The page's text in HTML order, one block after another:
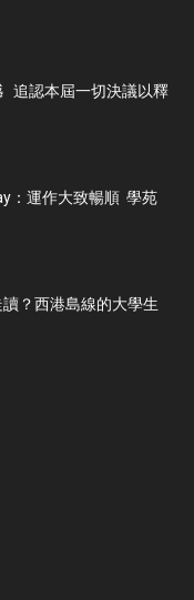
追認本屆一切決議以釋
：運作大致暢順 學苑
讀？西港島線的大學生